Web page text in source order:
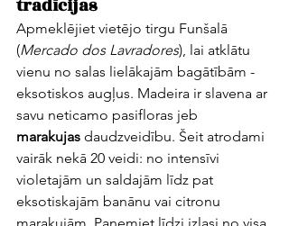
tradīcijas
Apmeklējiet vietējo tirgu Funšalā
(Mercado dos Lavradores), lai atklātu
vienu no salas lielākajām bagātībām -
eksotiskos augļus. Madeira ir slavena ar
savu neticamo pasifloras jeb
marakujas daudzveidību. Šeit atrodami
vairāk nekā 20 veidi: no intensīvi
violetajām un saldajām līdz pat
eksotiskajām banānu vai citronu